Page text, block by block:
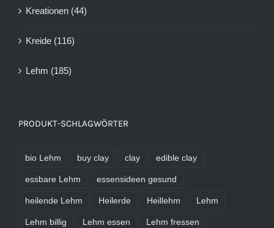
Kreationen (44)
Kreide (116)
Lehm (185)
PRODUKT-SCHLAGWÖRTER
bio Lehm buy clay clay edible clay
essbare Lehm essensideen gesund
heilende Lehm Heilerde Heillehm Lehm
Lehm billig Lehm essen Lehm fressen